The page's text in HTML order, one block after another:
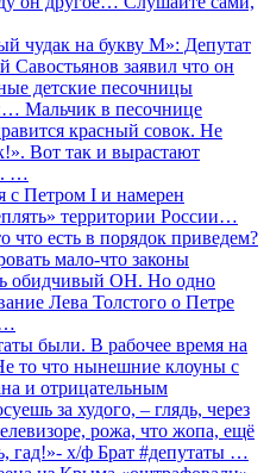
чудак на букву М»: Депутат
заявил что он
детские песочницы
Мальчик в песочнице
красный совок. Не
Вот так и вырастают
…
с Петром I и намерен
территории России…
что есть в порядок приведем?
мало-что законы
обидчивый ОН. Но одно
Лева Толстого о Петре
были. В рабочее время на
то что нынешние клоуны с
и отрицательным
за худого, – глядь, через
рожа, что жопа, ещё
гад!»- х/ф Брат #депутаты …